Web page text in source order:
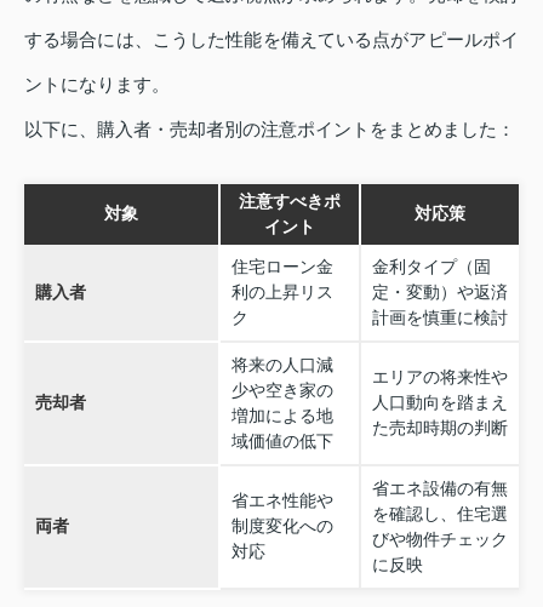
する場合には、こうした性能を備えている点がアピールポイ
ントになります。
以下に、購入者・売却者別の注意ポイントをまとめました：
対象
注意すべきポ
イント
対応策
購入者
住宅ローン金
利の上昇リス
ク
金利タイプ（固
定・変動）や返済
計画を慎重に検討
売却者
将来の人口減
少や空き家の
増加による地
域価値の低下
エリアの将来性や
人口動向を踏まえ
た売却時期の判断
両者
省エネ性能や
制度変化への
対応
省エネ設備の有無
を確認し、住宅選
びや物件チェック
に反映